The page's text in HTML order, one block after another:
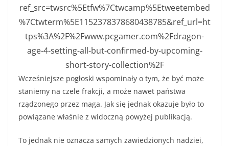
ref_src=twsrc%5Etfw%7Ctwcamp%5Etweetembed
%7Ctwterm%5E1152378378680438785&ref_url=ht
tps%3A%2F%2Fwww.pcgamer.com%2Fdragon-
age-4-setting-all-but-confirmed-by-upcoming-
short-story-collection%2F
Wcześniejsze pogłoski wspominały o tym, że być może
staniemy na czele frakcji, a może nawet państwa
rządzonego przez maga. Jak się jednak okazuje było to
powiązane właśnie z widoczną powyżej publikacją.
To jednak nie oznacza samych zawiedzionych nadziei,